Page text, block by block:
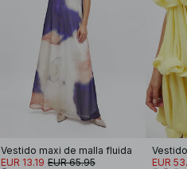
Vestido maxi de malla fluida
EUR 13.19 EUR 65.95 EUR